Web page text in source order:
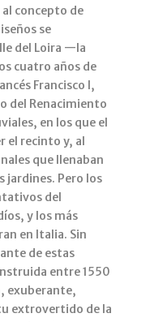
concepto de
se
del Loira —la
cuatro años de
Francisco I,
del Renacimiento
en los que el
el recinto y, al
que llenaban
jardines. Pero los
del
y los más
en Italia. Sin
de estas
entre 1550
exuberante,
extrovertido de la